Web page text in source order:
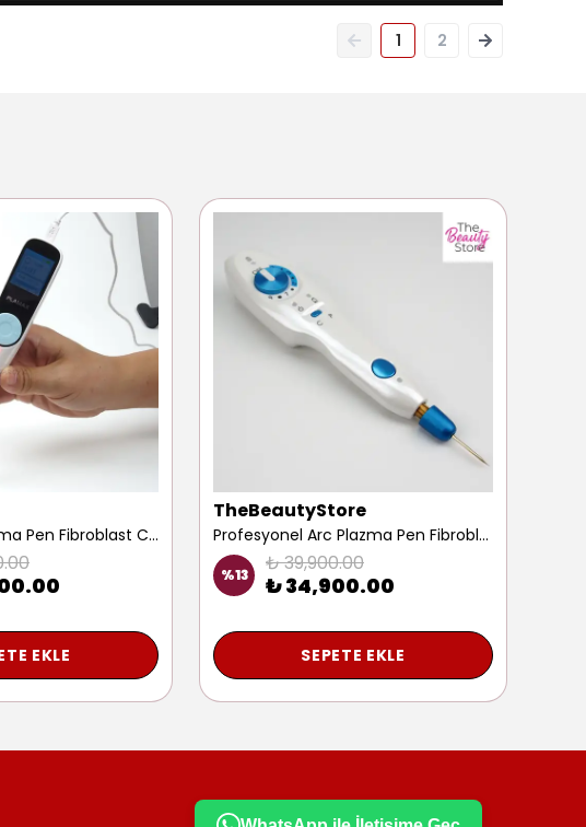
1 2
Yeni Soğuk Plazma Pen Fibroblast Cihazı Göz Kapağı Kaldırma Ben İz Kırışıklık Leke Giderme Aleti
EKLE
TheBeautyStore
Profesyonel Arc Plazma Pen Fibroblast Cihazı Ben Siğil Leke Iz Çatlak Alma Silme Plamere Aleti
%13 ₺ 39,900.00
₺ 34,900.00
SEPETE EKLE